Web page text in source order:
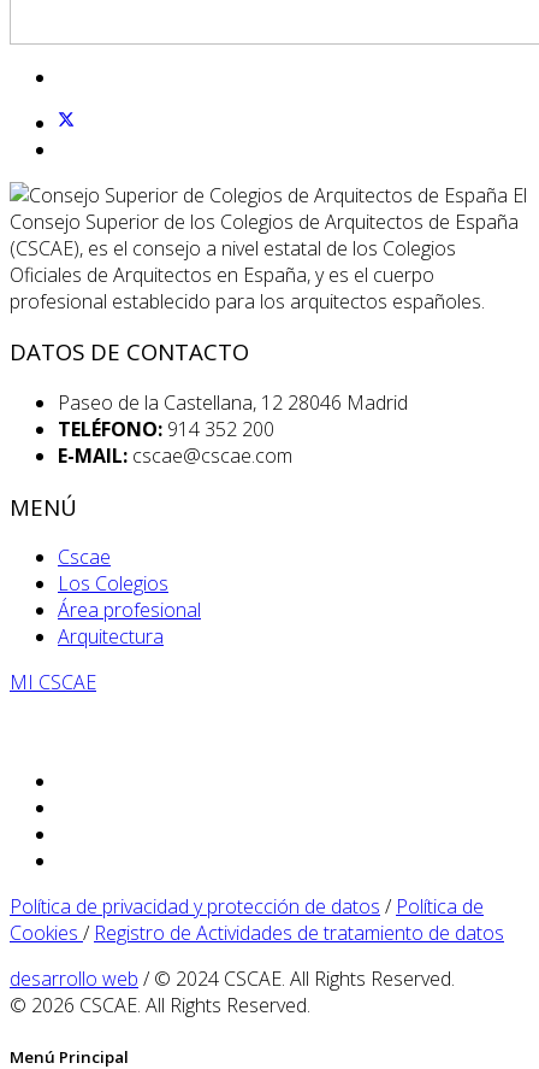
El
Consejo Superior de los Colegios de Arquitectos de España
(CSCAE), es el consejo a nivel estatal de los Colegios
Oficiales de Arquitectos en España, y es el cuerpo
profesional establecido para los arquitectos españoles.
DATOS DE CONTACTO
Paseo de la Castellana, 12 28046 Madrid
TELÉFONO: 914 352 200
E-MAIL: cscae@cscae.com
MENÚ
Cscae
Los Colegios
Área profesional
Arquitectura
MI CSCAE
Política de privacidad y protección de datos / Política de
Cookies / Registro de Actividades de tratamiento de datos
desarrollo web / © 2024 CSCAE. All Rights Reserved.
© 2026 CSCAE. All Rights Reserved.
Menú Principal